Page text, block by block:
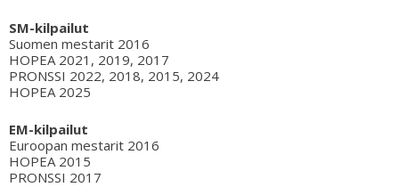
SM-kilpailut
Suomen mestarit 2016
HOPEA 2021, 2019, 2017
PRONSSI 2022, 2018, 2015, 2024
HOPEA 2025
EM-kilpailut
Euroopan mestarit 2016
HOPEA 2015
PRONSSI 2017